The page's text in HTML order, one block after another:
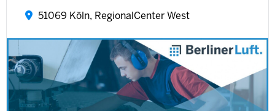
51069 Köln, RegionalCenter West